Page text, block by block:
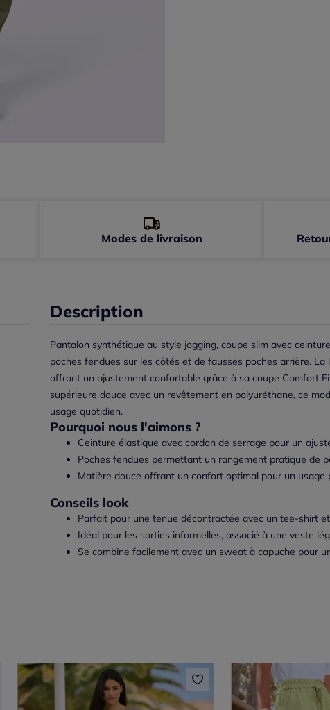
Description
Pantalon synthétique au style jogging, coupe slim avec
poches fendues sur les côtés et de fausses poches arrière.
offrant un ajustement confortable grâce à sa coupe Comfort
supérieure douce avec un revêtement en polyuréthane, ce
usage quotidien.
Pourquoi nous l'aimons ?
Ceinture élastique avec cordon de serrage pour un
Poches fendues permettant un rangement pratique de
Matière douce offrant un confort optimal pour un usage
Conseils look
Parfait pour une tenue décontractée avec un tee-shirt
Idéal pour les sorties informelles, associé à une veste
Se combine facilement avec un sweat à capuche pour
Modes de livraison